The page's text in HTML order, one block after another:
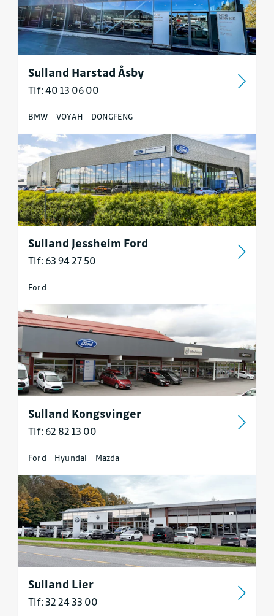
Sulland Harstad Åsby
Tlf: 40 13 06 00
BMW VOYAH DONGFENG
Sulland Jessheim Ford
Tlf: 63 94 27 50
Ford
Sulland Kongsvinger
Tlf: 62 82 13 00
Ford Hyundai Mazda
Sulland Lier
Tlf: 32 24 33 00